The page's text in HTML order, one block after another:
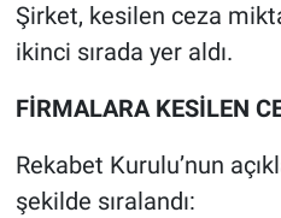
Şirket, kesilen ceza
ikinci sırada yer aldı.
FİRMALARA KESİLEN
Rekabet Kurulu’nun
şekilde sıralandı: